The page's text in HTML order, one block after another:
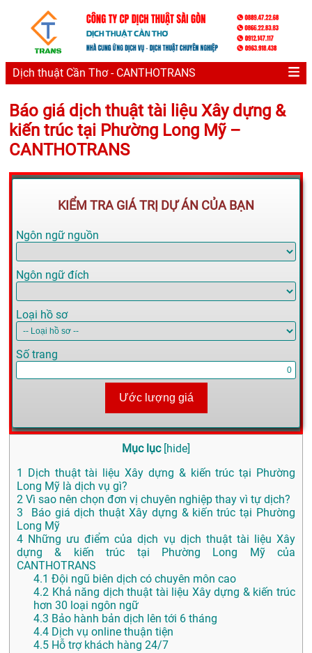
Dịch thuật Cần Thơ - CANTHOTRANS
Báo giá dịch thuật tài liệu Xây dựng &
kiến trúc tại Phường Long Mỹ –
CANTHOTRANS
KIỂM TRA GIÁ TRỊ DỰ ÁN CỦA BẠN
Ngôn ngữ nguồn
Ngôn ngữ đích
Loại hồ sơ
Số trang
Ước lượng giá
Mục lục [hide]
1
Dịch thuật tài liệu Xây dựng & kiến trúc tại Phường
Long Mỹ là dịch vụ gì?
2 Vì sao nên chọn đơn vị chuyên nghiệp thay vì tự dịch?
3 Báo giá dịch thuật Xây dựng & kiến trúc tại Phường
Long Mỹ
4 Những ưu điểm của dịch vụ dịch thuật tài liệu Xây
dựng & kiến trúc tại Phường Long Mỹ của
CANTHOTRANS
4.1 Đội ngũ biên dịch có chuyên môn cao
4.2 Khả năng dịch thuật tài liệu Xây dựng & kiến trúc
hơn 30 loại ngôn ngữ
4.3 Bảo hành bản dịch lên tới 6 tháng
4.4 Dịch vụ online thuận tiện
4.5 Hỗ trợ khách hàng 24/7